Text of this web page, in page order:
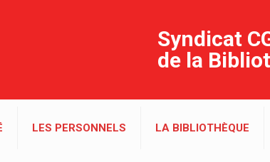
Syndicat
de la
LES PERSONNELS LA BIBLIOTHÈQUE